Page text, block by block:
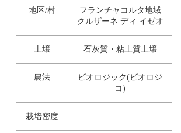
地区/村
フランチャコルタ地域
クルザーネ ディ イゼオ
土壌 石灰質・粘土質土壌
農法
ビオロジック(ビオロジ
コ)
栽培密度 ―